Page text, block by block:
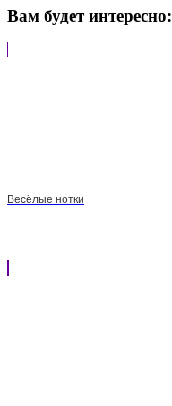
Вам будет интересно:
Весёлые нотки